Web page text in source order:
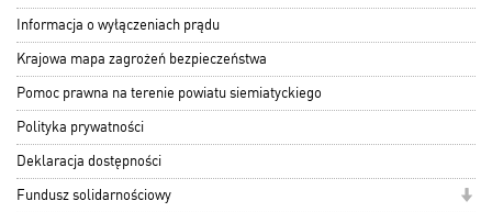
Informacja o wyłączeniach prądu
Krajowa mapa zagrożeń bezpieczeństwa
Pomoc prawna na terenie powiatu siemiatyckiego
Polityka prywatności
Deklaracja dostępności
Fundusz solidarnościowy